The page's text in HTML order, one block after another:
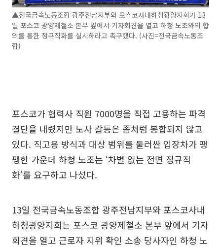
▲전국금속노동조합 광주전남지부와 포스코사내하청광양지회가 13
일 포스코 광양제철소 본부 앞에서 기자회견을 열고 하청 노조와의 합
의를 통한 정규직화를 실시하라고 촉구했다. (사진=전국금속노동조
합)
포스코가 협력사 직원 7000명을 직접 고용하는 파격
결단을 내렸지만 노사 갈등은 좀처럼 봉합되지 않고
있다. 직고용 방식과 대상 범위를 둘러싼 입장차가 팽
팽한 가운데 하청 노조는 ‘차별 없는 전면 정규직
화’를 요구하고 나섰다.
13일 전국금속노동조합 광주전남지부와 포스코사내
하청광양지회는 포스코 광양제철소 본부 앞에서 기자
회견을 열고 근로자 지위 확인 소송 당사자인 하청 노